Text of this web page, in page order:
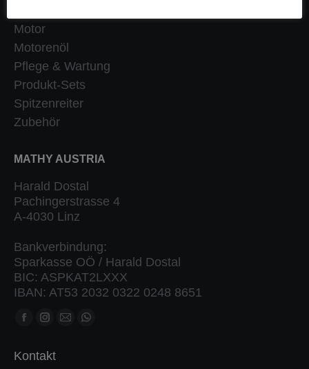
Motor
Motorenöl
Pflege & Wartung
Produkt-Sets
Spitzenreiter
Zubehör
MATHY AUSTRIA
Harald Dostal
Pachingerstrasse 4
A-4030 Linz
Bankverbindung:
Sparkasse OÖ / Harald Dostal
BIC: ASPKAT2LXXX
IBAN: AT53 2032 0322 0248 8651
Finden Sie uns auf:
Facebook
öffnet
Instagram
öffnet
MailWhatsapp
Kontakt